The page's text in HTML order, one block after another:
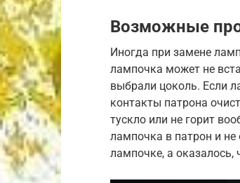
Возможные
Иногда при замене
лампочка может не
выбрали цоколь. Если
контакты патрона
тускло или не горит
лампочка в патрон и
лампочке, а